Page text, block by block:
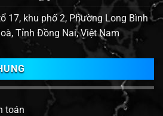
17, khu phố 2, Phường Long Bình
Tỉnh Đồng Nai, Việt Nam
toán